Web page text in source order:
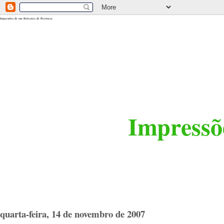
<$BlogRSDUrl$>
Impressões de um Boticário de Província
quarta-feira, 14 de novembro de 2007